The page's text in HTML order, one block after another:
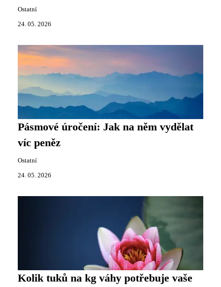
Ostatní
24. 05. 2026
Pásmové úročení: Jak na něm vydělat
víc peněz
Ostatní
24. 05. 2026
Kolik tuků na kg váhy potřebuje vaše